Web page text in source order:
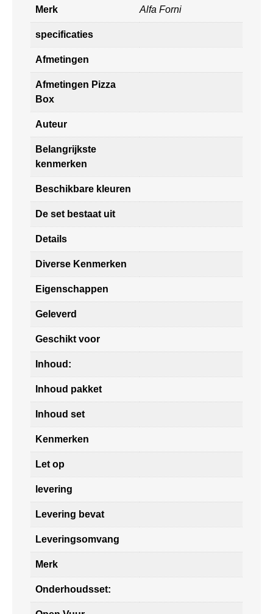
Merk Alfa Forni
specificaties
Afmetingen
Afmetingen Pizza
Box
Auteur
Belangrijkste
kenmerken
Beschikbare kleuren
De set bestaat uit
Details
Diverse Kenmerken
Eigenschappen
Geleverd
Geschikt voor
Inhoud:
Inhoud pakket
Inhoud set
Kenmerken
Let op
levering
Levering bevat
Leveringsomvang
Merk
Onderhoudsset: